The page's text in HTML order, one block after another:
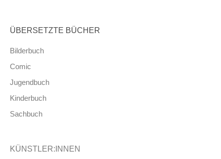
ÜBERSETZTE BÜCHER
Bilderbuch
Comic
Jugendbuch
Kinderbuch
Sachbuch
KÜNSTLER:INNEN